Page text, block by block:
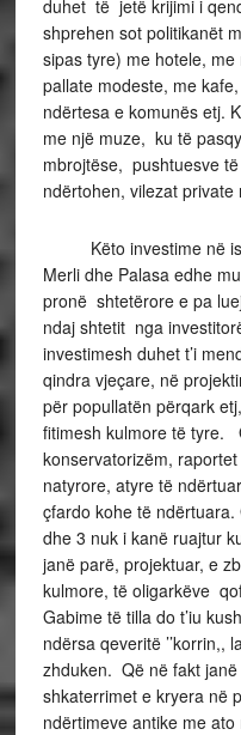
duhet të jetë krijimi i
shprehen sot politikanët
sipas tyre) me hotele,
pallate modeste, me
ndërtesa e komunës etj.
me një muze, ku të
mbrojtëse, pushtuesve
ndërtohen, vilezat
Këto investime në
Merli dhe Palasa edhe
pronë shtetërore e pa
ndaj shtetit nga
investimesh duhet t’i
qindra vjeçare, në
për popullatën përqark
fitimesh kulmore të tyre.
konservatorizëm,
natyrore, atyre të
çfardo kohe të
dhe 3 nuk i kanë ruajtur
janë parë, projektuar, e
kulmore, të oligarkëve
Gabime të tilla do t’iu
ndërsa qeveritë ’’korrin,,
zhduken. Që në fakt
shkaterrimet e kryera në
ndërtimeve antike me ato